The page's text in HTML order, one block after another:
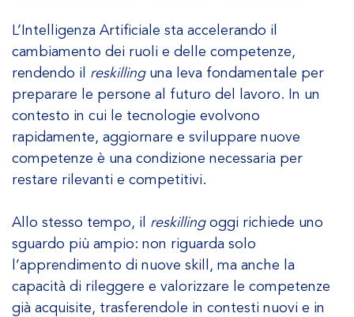
L’Intelligenza Artificiale sta accelerando il
cambiamento dei ruoli e delle competenze,
rendendo il reskilling una leva fondamentale per
preparare le persone al futuro del lavoro. In un
contesto in cui le tecnologie evolvono
rapidamente, aggiornare e sviluppare nuove
competenze è una condizione necessaria per
restare rilevanti e competitivi.
Allo stesso tempo, il reskillingoggi richiede uno
sguardo più ampio: non riguarda solo
l’apprendimento di nuove skill, ma anche la
capacità di rileggere e valorizzare le competenze
già acquisite, trasferendole in contesti nuovi e in